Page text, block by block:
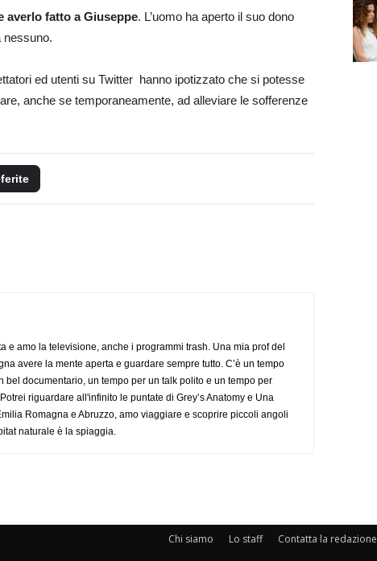
averlo fatto a Giuseppe. L’uomo ha aperto il suo dono
nessuno.
ed utenti su Twitter hanno ipotizzato che si potesse
anche se temporaneamente, ad alleviare le sofferenze
e amo la televisione, anche i programmi trash. Una mia prof del
avere la mente aperta e guardare sempre tutto. C’è un tempo
bel documentario, un tempo per un talk polito e un tempo per
riguardare all'infinito le puntate di Grey’s Anatomy e Una
Romagna e Abruzzo, amo viaggiare e scoprire piccoli angoli
naturale è la spiaggia.
Chi siamo Lo staff Contatta la redazione